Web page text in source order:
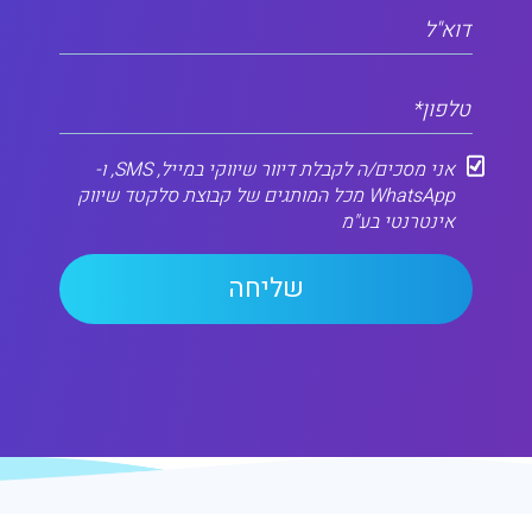
דוא"ל
טלפון*
אני מסכים/ה לקבלת דיוור שיווקי במייל, SMS, ו-
WhatsApp מכל המותגים של קבוצת סלקטד שיווק
אינטרנטי בע"מ